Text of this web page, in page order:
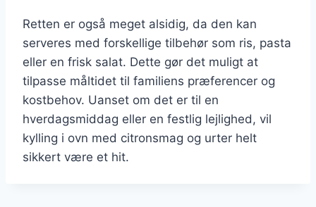
Retten er også meget alsidig, da den kan
serveres med forskellige tilbehør som ris, pasta
eller en frisk salat. Dette gør det muligt at
tilpasse måltidet til familiens præferencer og
kostbehov. Uanset om det er til en
hverdagsmiddag eller en festlig lejlighed, vil
kylling i ovn med citronsmag og urter helt
sikkert være et hit.